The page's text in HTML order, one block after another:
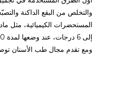
والتخلص من البقع الداكنة
إلى 6 درجات، عند وضعها لمدة 40 دقيقة.
ومع تقدم مجال طب الأسنان